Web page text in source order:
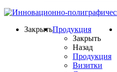
ЗакрытьПродукция
Закрыть
Назад
Продукция
Визитки